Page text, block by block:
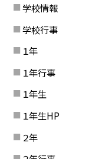
学校情報
学校行事
１年
１年行事
１年生
１年生HP
２年